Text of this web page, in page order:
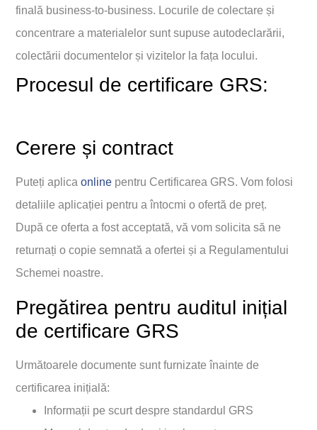
finală business-to-business. Locurile de colectare și
concentrare a materialelor sunt supuse autodeclarării,
colectării documentelor și vizitelor la fața locului.
Procesul de certificare GRS:
Cerere și contract
Puteți aplicaonline pentru Certificarea GRS. Vom folosi
detaliile aplicației pentru a întocmi o ofertă de preț.
După ce oferta a fost acceptată, vă vom solicita să ne
returnați o copie semnată a ofertei și a Regulamentului
Schemei noastre.
Pregătirea pentru auditul inițial
de certificare GRS
Următoarele documente sunt furnizate înainte de
certificarea inițială:
Informații pe scurt despre standardul GRS